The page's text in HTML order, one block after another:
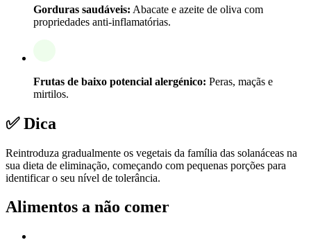
Gorduras saudáveis: Abacate e azeite de oliva com
propriedades anti-inflamatórias.
Frutas de baixo potencial alergénico: Peras, maçãs e
mirtilos.
✅ Dica
Reintroduza gradualmente os vegetais da família das solanáceas na
sua dieta de eliminação, começando com pequenas porções para
identificar o seu nível de tolerância.
Alimentos a não comer